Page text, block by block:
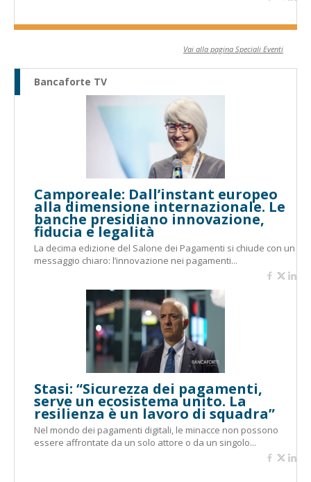
Vai alla pagina Speciali Eventi
Bancaforte TV
Camporeale: Dall’instant europeo
alla dimensione internazionale. Le
banche presidiano innovazione,
fiducia e legalità
La decima edizione del Salone dei Pagamenti si chiude con un
messaggio chiaro: l’innovazione nei pagamenti...
Stasi: “Sicurezza dei pagamenti,
serve un ecosistema unito. La
resilienza è un lavoro di squadra”
Nel mondo dei pagamenti digitali, le minacce non possono
essere affrontate da un solo attore o da un singolo...